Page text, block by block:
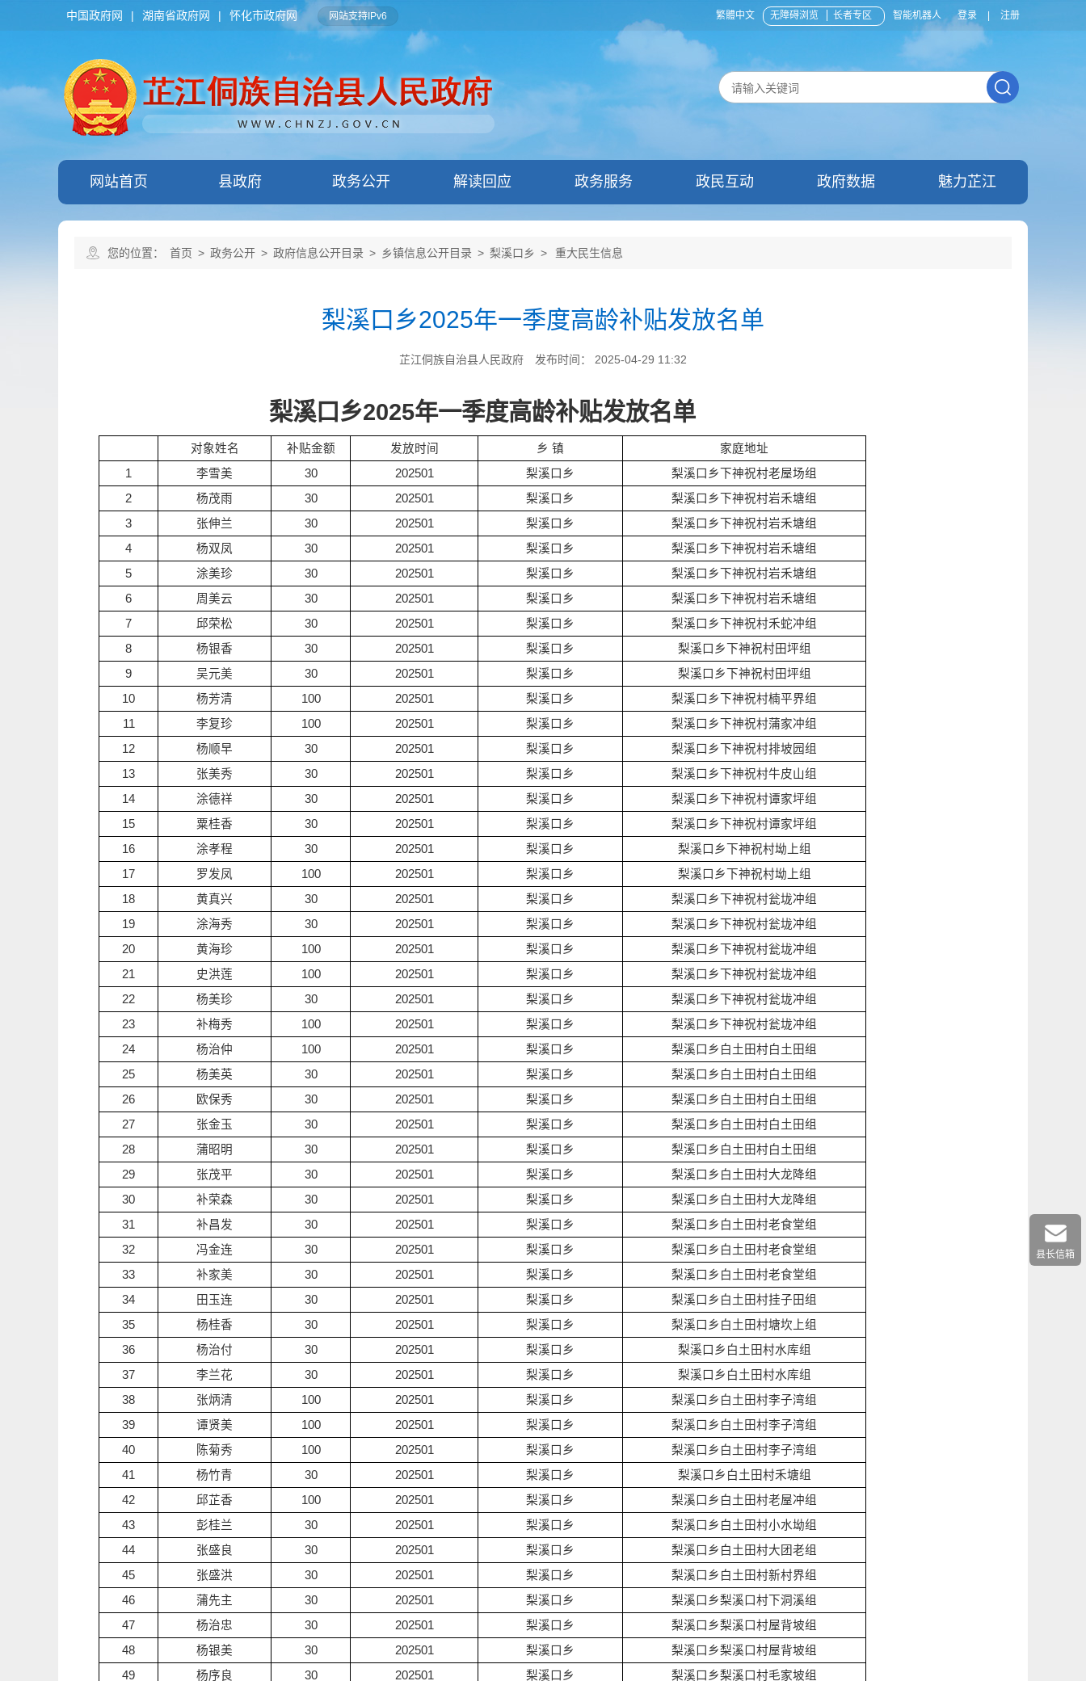
繁體中文 无障碍浏览 长者专区 智能机器人 登录 注册
中国政府网 | 湖南省政府网 | 怀化市政府网 网站支持IPv6
网站首页 县政府 政务公开 解读回应 政务服务 政民互动 政府数据 魅力芷江
您的位置： 首页 > 政务公开 > 政府信息公开目录 > 乡镇信息公开目录 > 梨溪口乡 > 重大民生信息
梨溪口乡2025年一季度高龄补贴发放名单
芷江侗族自治县人民政府 发布时间： 2025-04-29 11:32
梨溪口乡2025年一季度高龄补贴发放名单
对象姓名 补贴金额 发放时间 乡 镇
家庭地址
1
李雪美 30 202501 梨溪口乡
梨溪口乡下神祝村老屋场组
2
杨茂雨 30 202501 梨溪口乡
梨溪口乡下神祝村岩禾塘组
3
张伸兰 30 202501 梨溪口乡
梨溪口乡下神祝村岩禾塘组
4
杨双凤 30 202501 梨溪口乡
梨溪口乡下神祝村岩禾塘组
5
涂美珍 30 202501 梨溪口乡
梨溪口乡下神祝村岩禾塘组
6
周美云 30 202501 梨溪口乡
梨溪口乡下神祝村岩禾塘组
7
邱荣松 30 202501 梨溪口乡
梨溪口乡下神祝村禾蛇冲组
8
杨银香 30 202501 梨溪口乡
梨溪口乡下神祝村田坪组
9
吴元美 30 202501 梨溪口乡
梨溪口乡下神祝村田坪组
10
杨芳清 100 202501 梨溪口乡
梨溪口乡下神祝村楠平界组
11
李复珍 100 202501 梨溪口乡
梨溪口乡下神祝村蒲家冲组
12
杨顺早 30 202501 梨溪口乡
梨溪口乡下神祝村排坡园组
13
张美秀 30 202501 梨溪口乡
梨溪口乡下神祝村牛皮山组
14
涂德祥 30 202501 梨溪口乡
梨溪口乡下神祝村谭家坪组
15
粟桂香 30 202501 梨溪口乡
梨溪口乡下神祝村谭家坪组
16
涂孝程 30 202501 梨溪口乡
梨溪口乡下神祝村坳上组
17
罗发凤 100 202501 梨溪口乡
梨溪口乡下神祝村坳上组
18
黄真兴 30 202501 梨溪口乡
梨溪口乡下神祝村瓮垅冲组
19
涂海秀 30 202501 梨溪口乡
梨溪口乡下神祝村瓮垅冲组
20
黄海珍 100 202501 梨溪口乡
梨溪口乡下神祝村瓮垅冲组
21
史洪莲 100 202501 梨溪口乡
梨溪口乡下神祝村瓮垅冲组
22
杨美珍 30 202501 梨溪口乡
梨溪口乡下神祝村瓮垅冲组
23
补梅秀 100 202501 梨溪口乡
梨溪口乡下神祝村瓮垅冲组
24
杨治仲 100 202501 梨溪口乡
梨溪口乡白土田村白土田组
25
杨美英 30 202501 梨溪口乡
梨溪口乡白土田村白土田组
26
欧保秀 30 202501 梨溪口乡
梨溪口乡白土田村白土田组
27
张金玉 30 202501 梨溪口乡
梨溪口乡白土田村白土田组
28
蒲昭明 30 202501 梨溪口乡
梨溪口乡白土田村白土田组
29
张茂平 30 202501 梨溪口乡
梨溪口乡白土田村大龙降组
30
补荣森 30 202501 梨溪口乡
梨溪口乡白土田村大龙降组
31
补昌发 30 202501 梨溪口乡
梨溪口乡白土田村老食堂组
32
冯金连 30 202501 梨溪口乡
梨溪口乡白土田村老食堂组
33
补家美 30 202501 梨溪口乡
梨溪口乡白土田村老食堂组
34
田玉连 30 202501 梨溪口乡
梨溪口乡白土田村挂子田组
35
杨桂香 30 202501 梨溪口乡
梨溪口乡白土田村塘坎上组
36
杨治付 30 202501 梨溪口乡
梨溪口乡白土田村水库组
37
李兰花 30 202501 梨溪口乡
梨溪口乡白土田村水库组
38
张炳清 100 202501 梨溪口乡
梨溪口乡白土田村李子湾组
39
谭贤美 100 202501 梨溪口乡
梨溪口乡白土田村李子湾组
40
陈菊秀 100 202501 梨溪口乡
梨溪口乡白土田村李子湾组
41
杨竹青 30 202501 梨溪口乡
梨溪口乡白土田村禾塘组
42
邱芷香 100 202501 梨溪口乡
梨溪口乡白土田村老屋冲组
43
彭桂兰 30 202501 梨溪口乡
梨溪口乡白土田村小水坳组
44
张盛良 30 202501 梨溪口乡
梨溪口乡白土田村大团老组
45
张盛洪 30 202501 梨溪口乡
梨溪口乡白土田村新村界组
46
蒲先主 30 202501 梨溪口乡
梨溪口乡梨溪口村下洞溪组
47
杨治忠 30 202501 梨溪口乡
梨溪口乡梨溪口村屋背坡组
48
杨银美 30 202501 梨溪口乡
梨溪口乡梨溪口村屋背坡组
49
杨序良 30 202501 梨溪口乡
梨溪口乡梨溪口村毛家坡组
县长信箱